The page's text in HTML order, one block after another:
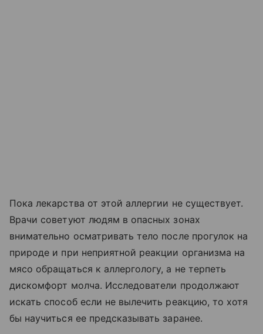
Пока лекарства от этой аллергии не существует.
Врачи советуют людям в опасных зонах
внимательно осматривать тело после прогулок на
природе и при неприятной реакции организма на
мясо обращаться к аллергологу, а не терпеть
дискомфорт молча. Исследователи продолжают
искать способ если не вылечить реакцию, то хотя
бы научиться ее предсказывать заранее.